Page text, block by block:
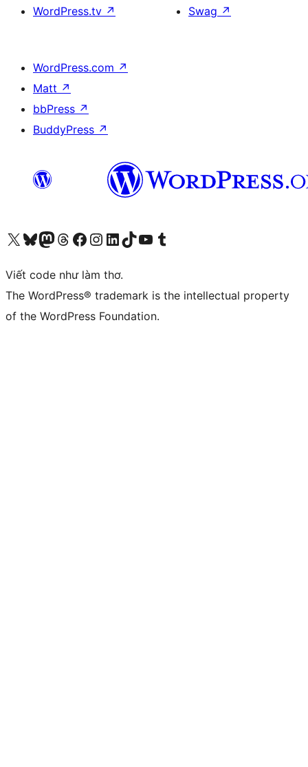
WordPress.tv ↗
Swag ↗
WordPress.com ↗
Matt ↗
bbPress ↗
BuddyPress ↗
Truy cập tài khoản X (trước đây là Twitter) của chúng tôiVisit our Bluesky account
Visit our Mastodon account
Visit our Threads account
Xem trang Facebook của chúng tôiTruy cập tài khoản Instagram của chúng tôiTruy cập tài khoản LinkedIn của chúng tôiVisit our TikTok account
Truy cập kênh YouTube của chúng tôi Visit our Tumblr account
Viết code như làm thơ.
The WordPress® trademark is the intellectual property
of the WordPress Foundation.